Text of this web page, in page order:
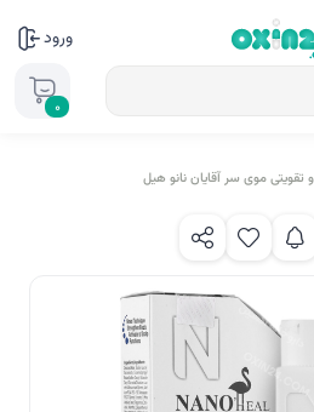
ورود
0
موی سر آقایان نانو هیل